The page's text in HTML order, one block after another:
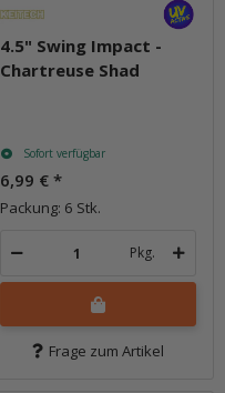
4.5" Swing Impact -
Chartreuse Shad
Sofort verfügbar
6,99 € *
Packung: 6 Stk.
Pkg.
Frage zum Artikel